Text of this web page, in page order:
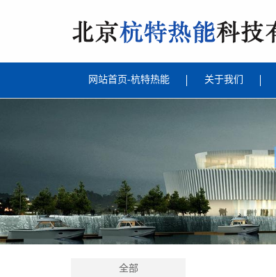
网站首页-杭特热能 关于我们
全部